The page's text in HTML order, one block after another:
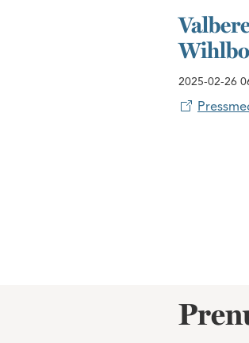
2025-02-26